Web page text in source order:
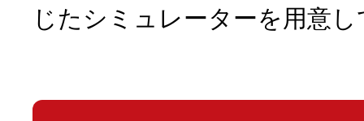
じたシミュレーターを用意